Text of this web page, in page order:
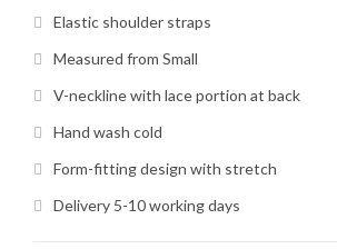
Elastic shoulder straps
Measured from Small
V-neckline with lace portion at back
Hand wash cold
Form-fitting design with stretch
Delivery 5-10 working days